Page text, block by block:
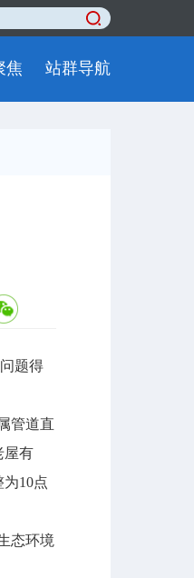
焦 站群导航
题得
管道直
屋有
10点
态环境